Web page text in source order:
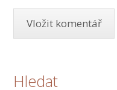
Hledat